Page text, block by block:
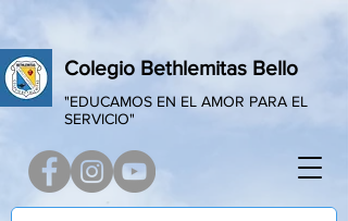
Colegio Bethlemitas Bello
"EDUCAMOS EN EL AMOR PARA EL
SERVICIO"